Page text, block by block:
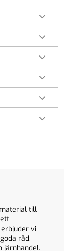
till
vi
råd.
järnhandel.